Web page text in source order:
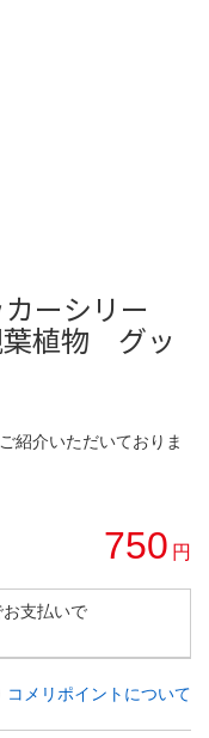
ーシリー
植物 グッ
紹介いただいておりま
750 円
支払いで
コメリポイントについて